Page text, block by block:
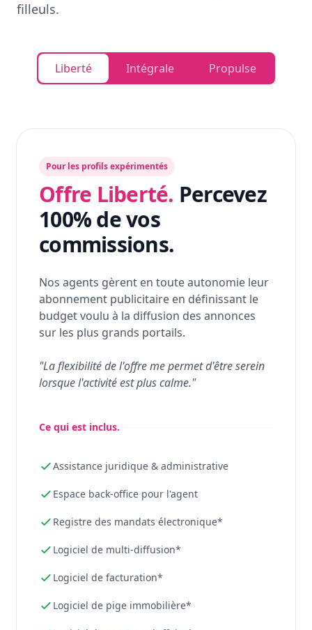
filleuls.
Liberté Intégrale Propulse
Pour les profils expérimentés
Offre Liberté. Percevez
100% de vos
commissions.
Nos agents gèrent en toute autonomie leur
abonnement publicitaire en définissant le
budget voulu à la diffusion des annonces
sur les plus grands portails.
"La flexibilité de l'offre me permet d'être serein
lorsque l'activité est plus calme."
Ce qui est inclus.
Assistance juridique & administrative
Espace back-office pour l'agent
Registre des mandats électronique*
Logiciel de multi-diffusion*
Logiciel de facturation*
Logiciel de pige immobilière*